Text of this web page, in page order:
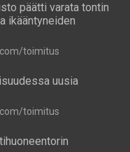
päätti varata tontin
ikääntyneiden
toimitus
uusia
toimitus